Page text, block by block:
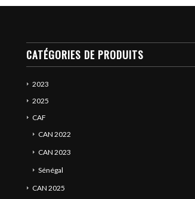
CATÉGORIES DE PRODUITS
2023
2025
CAF
CAN 2022
CAN 2023
Sénégal
CAN 2025